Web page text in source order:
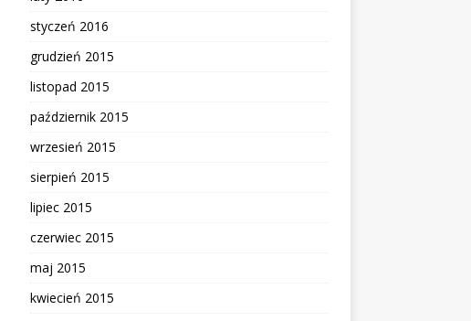
styczeń 2016
grudzień 2015
listopad 2015
październik 2015
wrzesień 2015
sierpień 2015
lipiec 2015
czerwiec 2015
maj 2015
kwiecień 2015